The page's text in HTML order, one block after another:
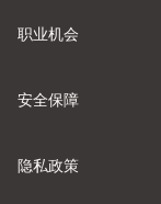
职业机会
安全保障
隐私政策